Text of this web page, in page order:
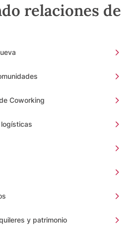
relaciones de
Coworking
y patrimonio